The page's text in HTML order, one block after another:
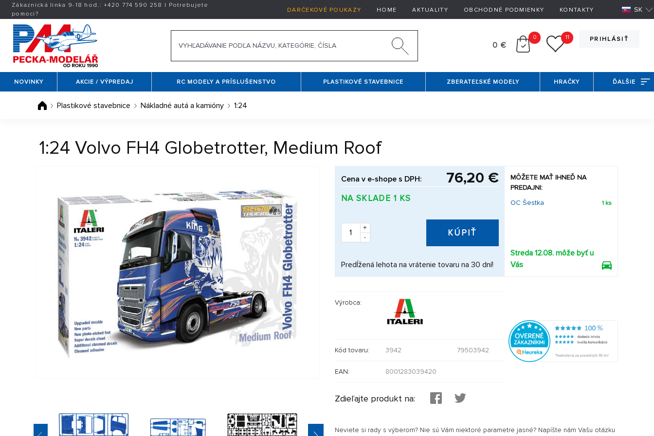
Zákaznická linka 9-18 hod.:+420 774 590 258 | Potrebujete
pomoci?
DARČEKOVÉ POUKAZY HOME AKTUALITY OBCHODNÉ PODMIENKY KONTAKTY SK
PRIHLÁSIŤ
0 €
0 11
NOVINKY AKCIE / VÝPREDAJ RC MODELY A PRÍSLUŠENSTVO PLASTIKOVÉ STAVEBNICE ZBERATEĽSKÉ MODELY HRAČKY ĎALŠIE
Plastikové stavebnice Nákladné autá a kamióny 1:24
1:24 Volvo FH4 Globetrotter, Medium Roof
Cena v e-shope s DPH: 76,20 €
NA SKLADE 1 KS
+
-
KÚPIŤ
Predĺžená lehota na vrátenie tovaru na 30 dní!
MÔŽETE MAŤ IHNEĎ NA
PREDAJNI:
OC Šestka
1 ks
Streda 12.08. môže byť u
Vás
Výrobca:
Kód tovaru: 3942 79503942
EAN: 8001283039420
Zdieľajte produkt na:
Neviete si rady s výberom? Nie sú Vám niektoré parametre jasné? Napíšte nám Vašu otázku